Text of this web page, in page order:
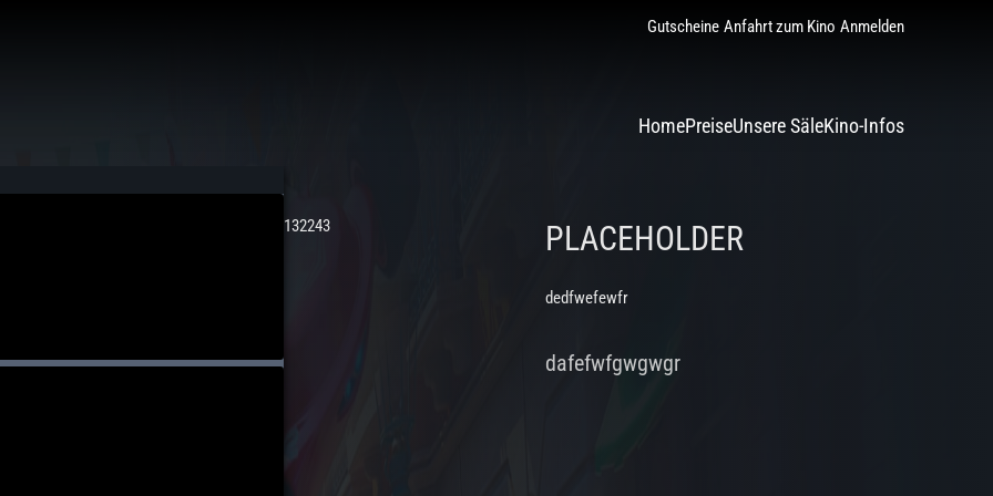
Gutscheine Anfahrt zum Kino Anmelden
HomePreiseUnsere SäleKino-Infos
132243 PLACEHOLDER
dedfwefewfr
dafefwfgwgwgr